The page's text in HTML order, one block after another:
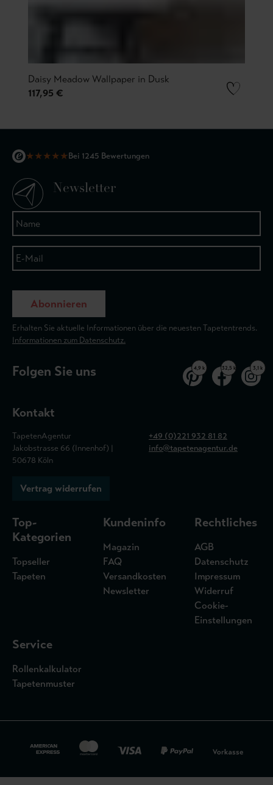
Daisy Meadow Wallpaper in Dusk
117,95 €
★★★★★Bei 1245 Bewertungen
Newsletter
Abonnieren
Erhalten Sie aktuelle Informationen über die neuesten Tapetentrends.
Informationen zum Datenschutz.
Folgen Sie uns 4,9 k 32,5 k 3,1 k
Kontakt
TapetenAgentur
Jakobstrasse 66 (Innenhof) |
50678 Köln
+49 (0)221 932 81 82
info@tapetenagentur.de
Vertrag widerrufen
Top-
Kategorien
Topseller
Tapeten
Kundeninfo
Magazin
FAQ
Versandkosten
Newsletter
Rechtliches
AGB
Datenschutz
Impressum
Widerruf
Cookie-
Einstellungen
Service
Rollenkalkulator
Tapetenmuster